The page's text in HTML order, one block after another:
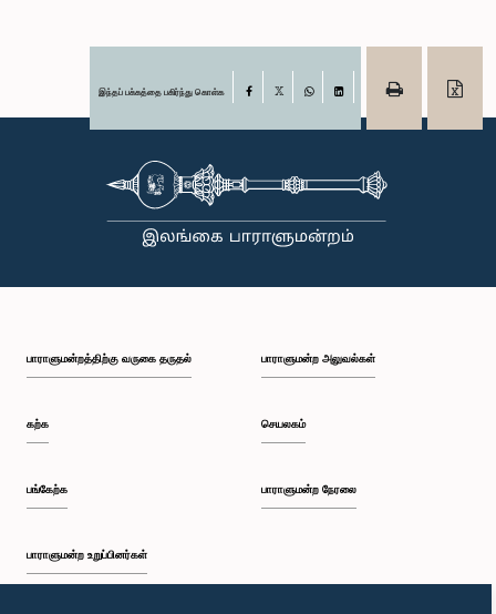
இந்தப் பக்கத்தை பகிர்ந்து கொள்க Facebook
பாராளுமன்றத்திற்கு வருகை தருதல்
கற்க
பங்கேற்க
பாராளுமன்ற உறுப்பினர்கள்
பாராளுமன்ற அலுவல்கள்
செயலகம்
பாராளுமன்ற நேரலை